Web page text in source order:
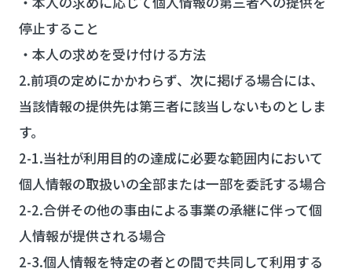
停止すること
・本人の求めを受け付ける方法
2.前項の定めにかかわらず、次に掲げる場合には、
当該情報の提供先は第三者に該当しないものとしま
す。
2-1.当社が利用目的の達成に必要な範囲内において
個人情報の取扱いの全部または一部を委託する場合
2-2.合併その他の事由による事業の承継に伴って個
人情報が提供される場合
2-3.個人情報を特定の者との間で共同して利用する